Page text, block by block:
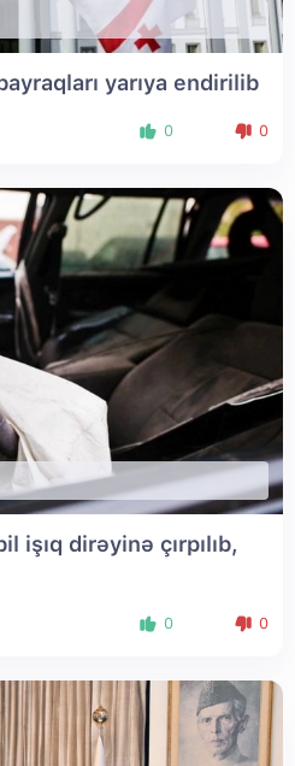
yarıya endirilib
0 0
işıq dirəyinə çırpılıb,
0 0